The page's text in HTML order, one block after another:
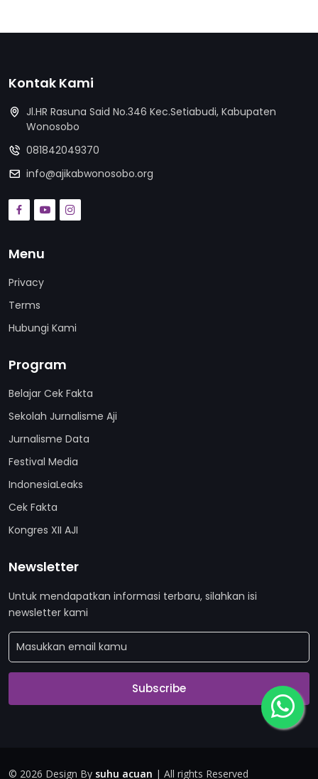
Kontak Kami
Jl.HR Rasuna Said No.346 Kec.Setiabudi, Kabupaten
Wonosobo
081842049370
info@ajikabwonosobo.org
Menu
Privacy
Terms
Hubungi Kami
Program
Belajar Cek Fakta
Sekolah Jurnalisme Aji
Jurnalisme Data
Festival Media
IndonesiaLeaks
Cek Fakta
Kongres XII AJI
Newsletter
Untuk mendapatkan informasi terbaru, silahkan isi
newsletter kami
Subscribe
© 2026 Design By suhu acuan | All rights Reserved